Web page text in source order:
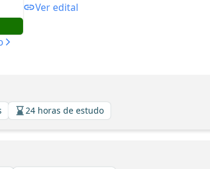
Ver edital
24 horas de estudo